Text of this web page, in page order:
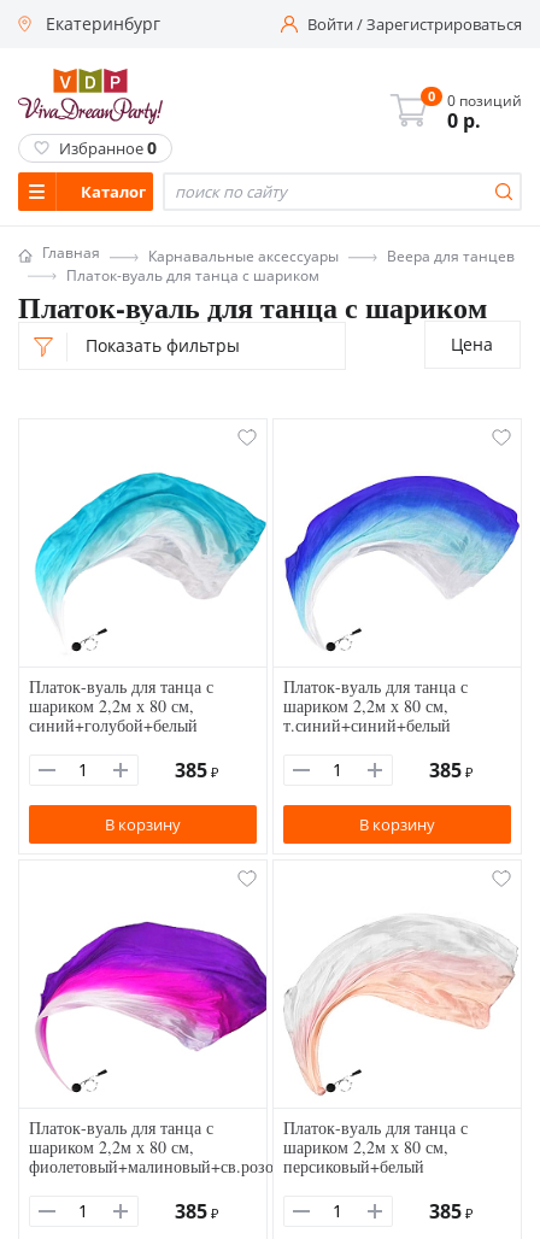
Екатеринбург Войти/Зарегистрироваться
Каталог
0 0 позиций
0 р.
Избранное0
Главная Карнавальные аксессуары
Веера для танцев
Платок-вуаль для танца с шариком
Платок-вуаль для танца с шариком
Показать фильтры Цена
Платок-вуаль для танца с
шариком 2,2м х 80 см,
синий+голубой+белый
385 ₽
В корзину
Платок-вуаль для танца с
шариком 2,2м х 80 см,
т.синий+синий+белый
385 ₽
В корзину
Платок-вуаль для танца с
шариком 2,2м х 80 см,
фиолетовый+малиновый+св.розовый
385 ₽
Платок-вуаль для танца с
шариком 2,2м х 80 см,
персиковый+белый
385 ₽